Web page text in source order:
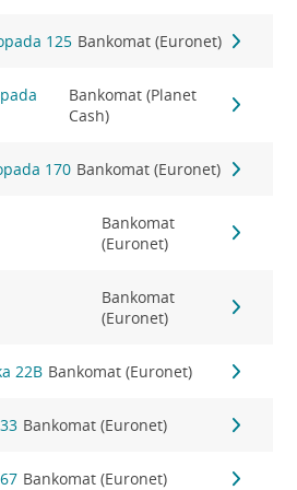
125 Bankomat (Euronet)
Bankomat (Planet
Cash)
170 Bankomat (Euronet)
Bankomat
(Euronet)
Bankomat
(Euronet)
22B Bankomat (Euronet)
Bankomat (Euronet)
Bankomat (Euronet)